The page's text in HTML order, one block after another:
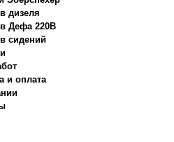
дизеля
Дефа 220В
сидений
и оплата